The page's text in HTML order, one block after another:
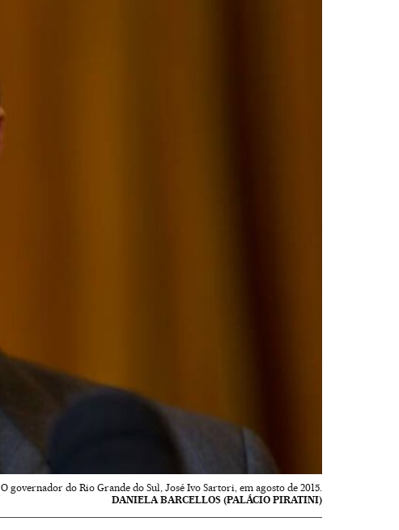
O governador do Rio Grande do Sul, José Ivo Sartori, em agosto de 2015.
DANIELA BARCELLOS (PALÁCIO PIRATINI)